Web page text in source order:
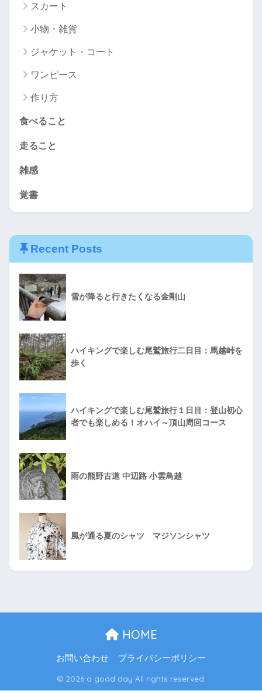
スカート
小物・雑貨
ジャケット・コート
ワンピース
作り方
食べること
走ること
雑感
覚書
Recent Posts
雪が降ると行きたくなる金剛山
ハイキングで楽しむ尾鷲旅行二日目：馬越峠を
歩く
ハイキングで楽しむ尾鷲旅行１日目：登山初心
者でも楽しめる！オハイ～頂山周回コース
雨の熊野古道 中辺路 小雲鳥越
風が通る夏のシャツ マジソンシャツ
HOME
お問い合わせ プライバシーポリシー
© 2026 a good day All rights reserved.